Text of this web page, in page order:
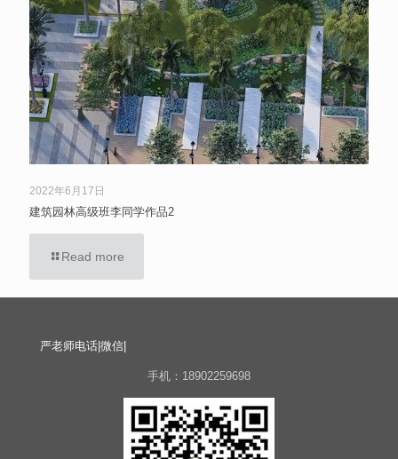
2022年6月17日
建筑园林高级班李同学作品2
Read more
严老师电话|微信|
手机：18902259698